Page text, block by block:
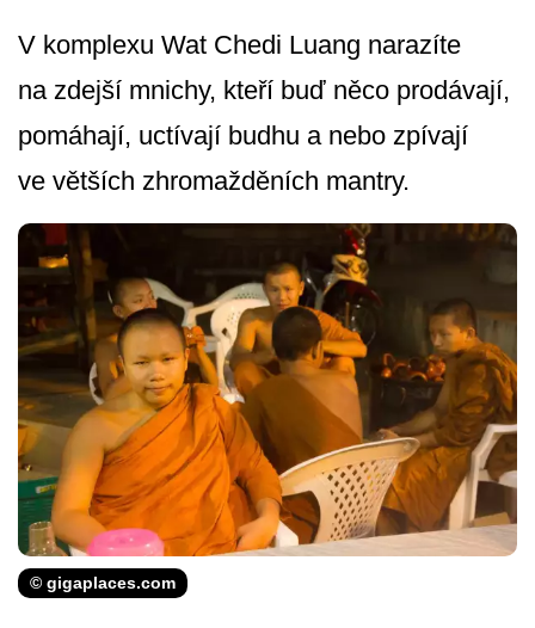
V komplexu Wat Chedi Luang narazíte
na zdejší mnichy, kteří buď něco prodávají,
pomáhají, uctívají budhu a nebo zpívají
ve větších zhromažděních mantry.
© gigaplaces.com